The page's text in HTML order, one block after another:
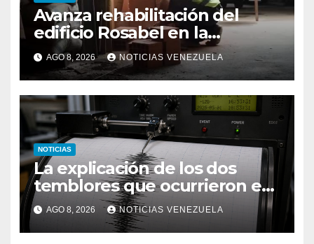
Avanza rehabilitación del
edificio Rosabel en la
parroquia San José de
Caracas
AGO 8, 2026 NOTICIAS VENEZUELA
NOTICIAS
La explicación de los dos
temblores que ocurrieron en
Barquisimeto
AGO 8, 2026 NOTICIAS VENEZUELA